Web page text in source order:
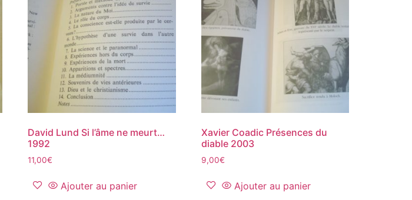
David Lund Si l’âme ne meurt…
1992
11,00€
Ajouter au panier
Xavier Coadic Présences du
diable 2003
9,00€
Ajouter au panier